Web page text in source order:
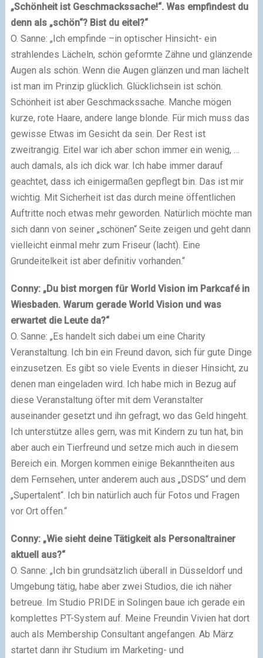
„Schönheit ist Geschmackssache!“. Was empfindest du
denn als „schön“? Bist du eitel?“
O. Sanne: „Ich empfinde –in optischer Hinsicht- ein
strahlendes Lächeln, schön geformte Zähne und glänzende
Augen als schön. Wenn die Augen glänzen und man lächelt
ist man im Prinzip glücklich. Glücklichsein ist schön.
Schönheit ist aber Geschmackssache. Manche mögen
kurze, rote Haare, andere lange blonde. Für mich muss das
gewisse Etwas im Gesicht da sein. Der Rest ist
zweitrangig. Eitel war ich aber schon immer ein wenig, …
auch damals, als ich dick war. Ich habe immer darauf
geachtet, dass ich einigermaßen gepflegt bin. Das ist mir
wichtig. Mit Sicherheit ist das durch meine öffentlichen
Auftritte noch etwas mehr geworden. Natürlich möchte man
sich dann von seiner „schönen“ Seite zeigen und geht dann
vielleicht einmal mehr zum Friseur (lacht). Eine
Grundeitelkeit ist aber definitiv vorhanden.“
Conny: „Du bist morgen für World Vision im Parkcafé in
Wiesbaden. Warum gerade World Vision und was
erwartet die Leute da?“
O. Sanne: „Es handelt sich dabei um eine Charity
Veranstaltung. Ich bin ein Freund davon, sich für gute Dinge
einzusetzen. Es gibt so viele Events in dieser Hinsicht, zu
denen man eingeladen wird. Ich habe mich in Bezug auf
diese Veranstaltung öfter mit dem Veranstalter
auseinander gesetzt und ihn gefragt, wo das Geld hingeht.
Ich unterstütze alles gern, was mit Kindern zu tun hat, bin
aber auch ein Tierfreund und setze mich auch in diesem
Bereich ein. Morgen kommen einige Bekanntheiten aus
dem Fernsehen, unter anderem auch aus „DSDS“ und dem
„Supertalent“. Ich bin natürlich auch für Fotos und Fragen
vor Ort offen.“
Conny: „Wie sieht deine Tätigkeit als Personaltrainer
aktuell aus?“
O. Sanne: „Ich bin grundsätzlich überall in Düsseldorf und
Umgebung tätig, habe aber zwei Studios, die ich näher
betreue. Im Studio PRIDE in Solingen baue ich gerade ein
komplettes PT-System auf. Meine Freundin Vivien hat dort
auch als Membership Consultant angefangen. Ab März
startet dann ihr Studium im Marketing- und